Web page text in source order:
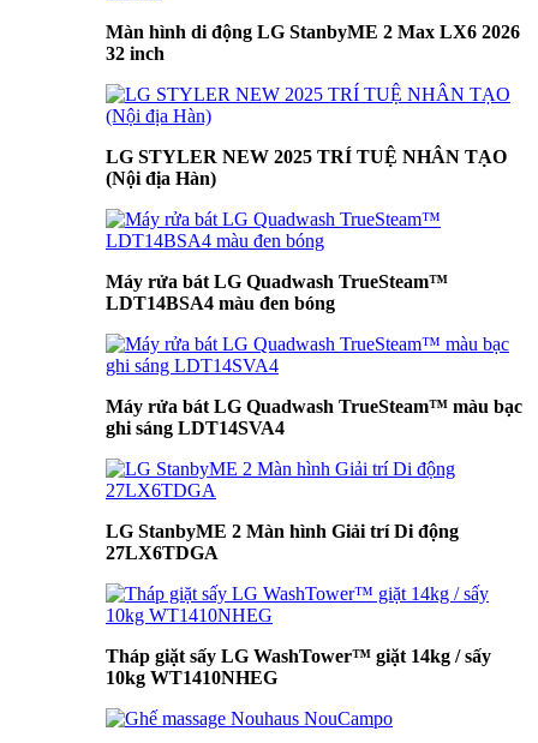
Màn hình di động LG StanbyME 2 Max LX6 2026
32 inch
LG STYLER NEW 2025 TRÍ TUỆ NHÂN TẠO
(Nội địa Hàn)
Máy rửa bát LG Quadwash TrueSteam™
LDT14BSA4 màu đen bóng
Máy rửa bát LG Quadwash TrueSteam™ màu bạc
ghi sáng LDT14SVA4
LG StanbyME 2 Màn hình Giải trí Di động
27LX6TDGA
Tháp giặt sấy LG WashTower™ giặt 14kg / sấy
10kg WT1410NHEG